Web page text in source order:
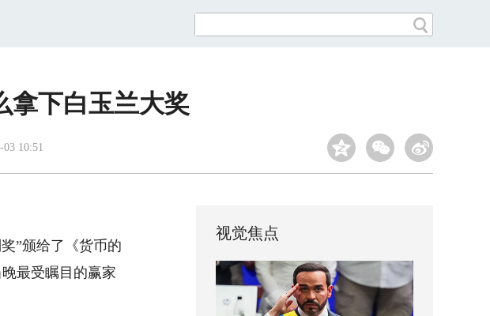
拿下白玉兰大奖
03 10:51
”颁给了《货币的
最受瞩目的赢家
视觉焦点